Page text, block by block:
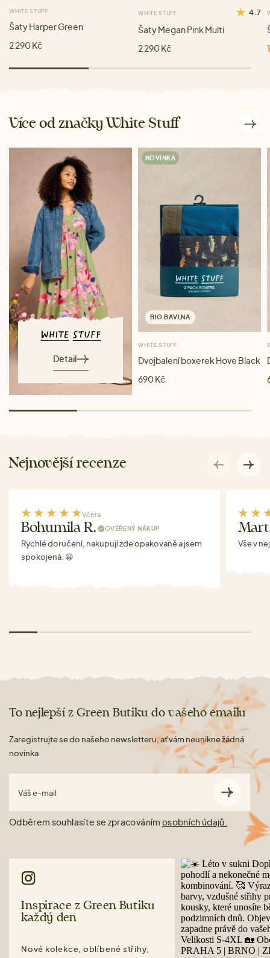
WHITE STUFF
Šaty Harper Green
2 290 Kč
WHITE STUFF 4.7
Šaty Megan Pink Multi
2 290 Kč
Více od značky White Stuff
Detail
NOVINKA
BIO BAVLNA
WHITE STUFF
Dvojbalení boxerek Hove Black
690 Kč
Nejnovější recenze
Včera
Bohumila R. OVĚŘENÝ NÁKUP
Rychlé doručení, nakupují zde opakovaně a jsem
spokojená. 😀
Vše v
To nejlepší z Green Butiku do vašeho emailu
Zaregistrujte se do našeho newsletteru, ať vám neunikne žádná
novinka
Váš e-mail
Odběrem souhlasíte se zpracováním osobních údajů.
Inspirace z Green Butiku
každý den
Nové kolekce, oblíbené střihy,